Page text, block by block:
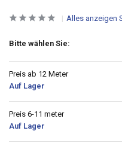
Alles anzeigen
Bitte wählen Sie:
Preis ab 12 Meter
Auf Lager
Preis 6-11 meter
Auf Lager